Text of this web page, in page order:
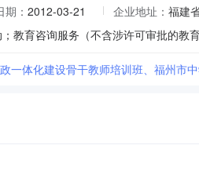
期： 2012-03-21 企业地址： 福建
一体化建设骨干教师培训班、福州市